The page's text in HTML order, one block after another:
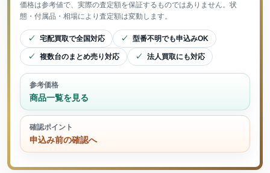
価格は参考値で、実際の査定額を保証するものではありません。状
態・付属品・相場により査定額は変動します。
宅配買取で全国対応 型番不明でも申込みOK
複数台のまとめ売り対応 法人買取にも対応
参考価格
商品一覧を見る
確認ポイント
申込み前の確認へ